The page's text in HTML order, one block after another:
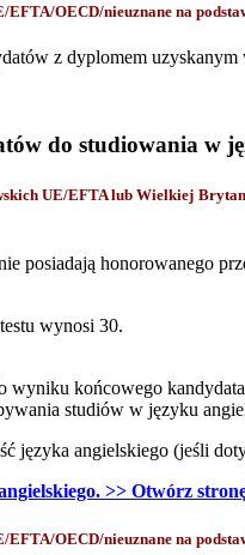
EFTA/OECD/nieuznane na
z dyplomem uzyskanym
do studiowania w
UE/EFTA lub Wielkiej
posiadają honorowanego
wynosi 30.
wyniku końcowego
studiów w języku
języka angielskiego (jeśli
>> Otwórz
EFTA/OECD/nieuznane na